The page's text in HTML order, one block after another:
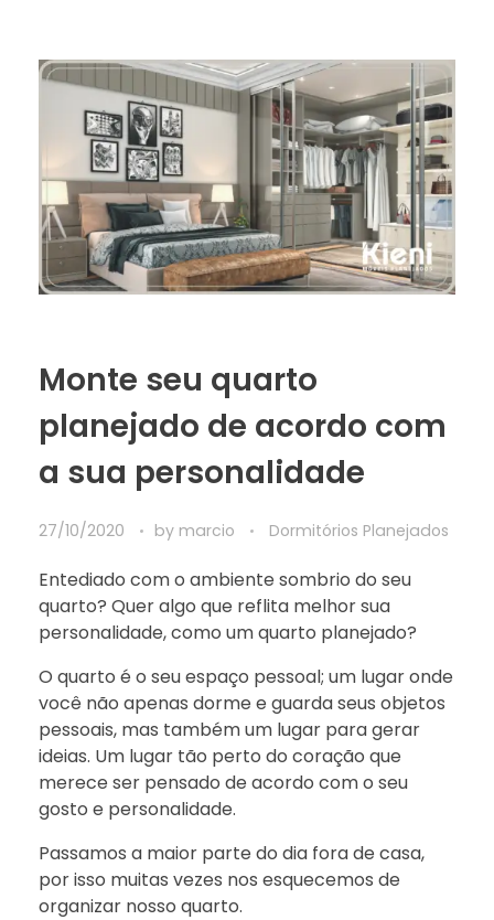
Monte seu quarto
planejado de acordo com
a sua personalidade
27/10/2020 by marcio Dormitórios Planejados
Entediado com o ambiente sombrio do seu
quarto? Quer algo que reflita melhor sua
personalidade, como um quarto planejado?
O quarto é o seu espaço pessoal; um lugar onde
você não apenas dorme e guarda seus objetos
pessoais, mas também um lugar para gerar
ideias. Um lugar tão perto do coração que
merece ser pensado de acordo com o seu
gosto e personalidade.
Passamos a maior parte do dia fora de casa,
por isso muitas vezes nos esquecemos de
organizar nosso quarto.